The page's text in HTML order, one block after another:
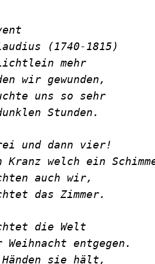
(1740-1815)
mehr
wir gewunden,
uns so sehr
Stunden.
und dann vier!
Kranz welch ein
auch wir,
das Zimmer.
die Welt
Weihnacht entgegen.
sie hält,